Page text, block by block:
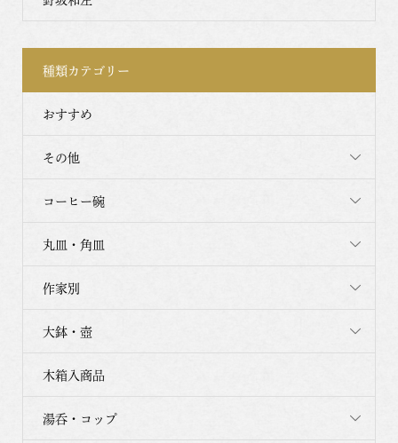
種類カテゴリー
おすすめ
その他
コーヒー碗
丸皿・角皿
作家別
大鉢・壺
木箱入商品
湯呑・コップ